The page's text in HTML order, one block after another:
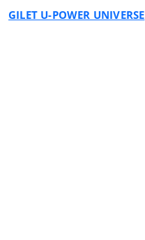
GILET U-POWER UNIVERSE